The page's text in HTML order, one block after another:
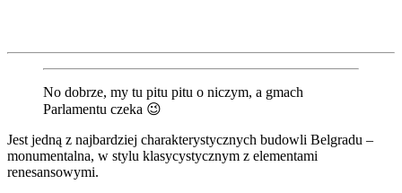
No dobrze, my tu pitu pitu o niczym, a gmach
Parlamentu czeka 😉
Jest jedną z najbardziej charakterystycznych budowli Belgradu –
monumentalna, w stylu klasycystycznym z elementami
renesansowymi.